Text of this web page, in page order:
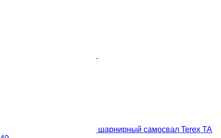
шарнирный самосвал Terex TA